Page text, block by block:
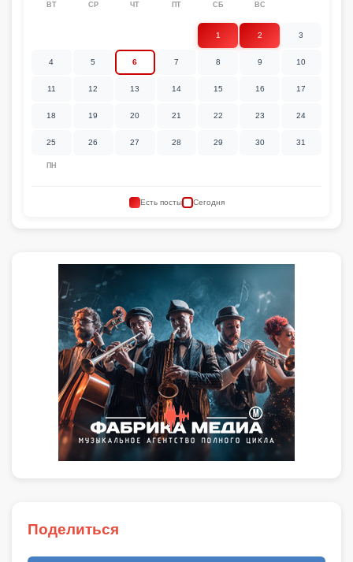
ПН
ВТ СР ЧТ ПТ СБ ВС
1 2 3
4 5 6 7 8 9 10
11 12 13 14 15 16 17
18 19 20 21 22 23 24
25 26 27 28 29 30 31
Есть посты Сегодня
Поделиться